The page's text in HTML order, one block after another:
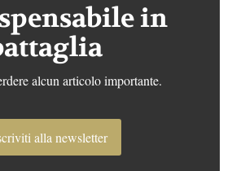
in
alcun articolo importante.
alla newsletter